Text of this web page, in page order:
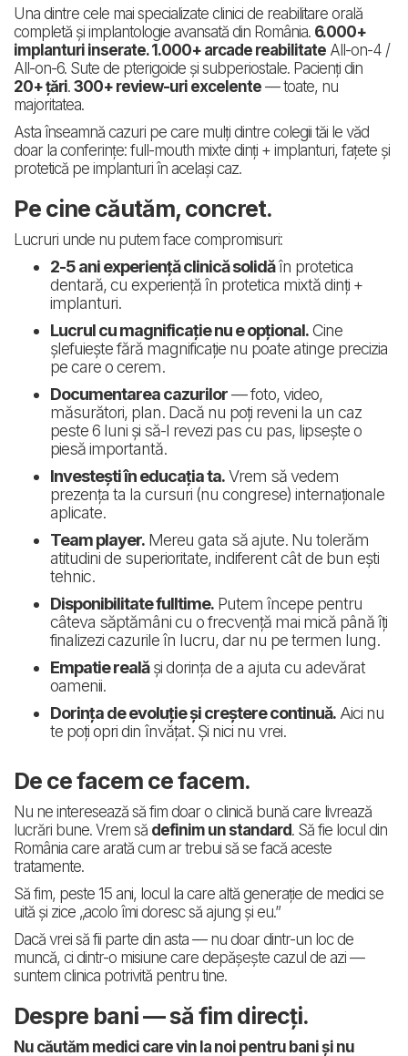
Una dintre cele mai specializate clinici de reabilitare orală
completă și implantologie avansată din România. 6.000+
implanturi inserate. 1.000+ arcade reabilitate All-on-4 /
All-on-6. Sute de pterigoide și subperiostale. Pacienți din
20+ țări. 300+ review-uri excelente — toate, nu
majoritatea.
Asta înseamnă cazuri pe care mulți dintre colegii tăi le văd
doar la conferințe: full-mouth mixte dinți + implanturi, fațete și
protetică pe implanturi în același caz.
Pe cine căutăm, concret.
Lucruri unde nu putem face compromisuri:
2-5 ani experiență clinică solidăîn protetica
dentară, cu experiență în protetica mixtă dinți +
implanturi.
Lucrul cu magnificație nu e opțional.Cine
șlefuiește fără magnificație nu poate atinge precizia
pe care o cerem.
Documentarea cazurilor— foto, video,
măsurători, plan. Dacă nu poți reveni la un caz
peste 6 luni și să-l revezi pas cu pas, lipsește o
piesă importantă.
Investești în educația ta.Vrem să vedem
prezența ta la cursuri (nu congrese) internaționale
aplicate.
Team player. Mereu gata să ajute. Nu tolerăm
atitudini de superioritate, indiferent cât de bun ești
tehnic.
Disponibilitate fulltime. Putem începe pentru
câteva săptămâni cu o frecvență mai mică până îți
finalizezi cazurile în lucru, dar nu pe termen lung.
Empatie realăși dorința de a ajuta cu adevărat
oamenii.
Dorința de evoluție și creștere continuă. Aici nu
te poți opri din învățat. Și nici nu vrei.
De ce facem ce facem.
Nu ne interesează să fim doar o clinică bună care livrează
lucrări bune. Vrem să definim un standard. Să fie locul din
România care arată cum ar trebui să se facă aceste
tratamente.
Să fim, peste 15 ani, locul la care altă generație de medici se
uită și zice „acolo îmi doresc să ajung și eu.”
Dacă vrei să fii parte din asta — nu doar dintr-un loc de
muncă, ci dintr-o misiune care depășește cazul de azi —
suntem clinica potrivită pentru tine.
Despre bani — să fim direcți.
Nu căutăm medici care vin la noi pentru bani și nu